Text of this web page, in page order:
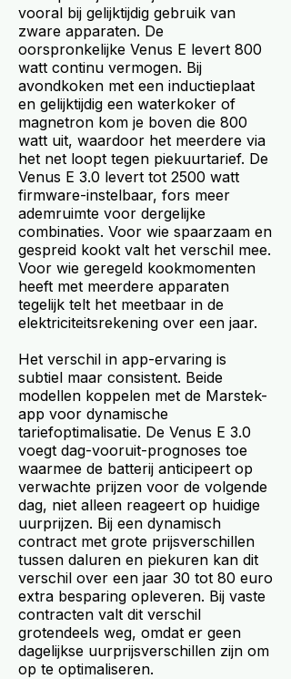
vooral bij gelijktijdig gebruik van
zware apparaten. De
oorspronkelijke Venus E levert 800
watt continu vermogen. Bij
avondkoken met een inductieplaat
en gelijktijdig een waterkoker of
magnetron kom je boven die 800
watt uit, waardoor het meerdere via
het net loopt tegen piekuurtarief. De
Venus E 3.0 levert tot 2500 watt
firmware-instelbaar, fors meer
ademruimte voor dergelijke
combinaties. Voor wie spaarzaam en
gespreid kookt valt het verschil mee.
Voor wie geregeld kookmomenten
heeft met meerdere apparaten
tegelijk telt het meetbaar in de
elektriciteitsrekening over een jaar.
Het verschil in app-ervaring is
subtiel maar consistent. Beide
modellen koppelen met de Marstek-
app voor dynamische
tariefoptimalisatie. De Venus E 3.0
voegt dag-vooruit-prognoses toe
waarmee de batterij anticipeert op
verwachte prijzen voor de volgende
dag, niet alleen reageert op huidige
uurprijzen. Bij een dynamisch
contract met grote prijsverschillen
tussen daluren en piekuren kan dit
verschil over een jaar 30 tot 80 euro
extra besparing opleveren. Bij vaste
contracten valt dit verschil
grotendeels weg, omdat er geen
dagelijkse uurprijsverschillen zijn om
op te optimaliseren.